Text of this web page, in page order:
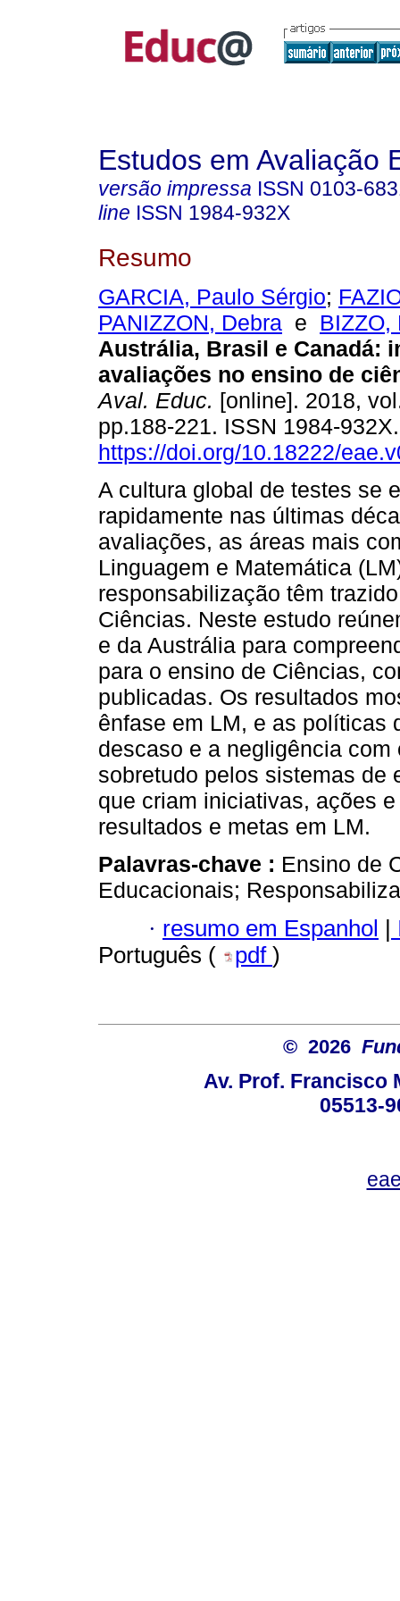
Estudos em Avaliação
versão impressa ISSN 0103-
line ISSN 1984-932X
Resumo
GARCIA, Paulo Sérgio;
PANIZZON, Debra e BIZZO,
Austrália, Brasil e Canadá:
avaliações no ensino de
Aval. Educ. [online]. 2018,
pp.188-221. ISSN 1984-
https://doi.org/10.18222/
A cultura global de testes se
rapidamente nas últimas
avaliações, as áreas mais
Linguagem e Matemática
responsabilização têm
Ciências. Neste estudo
e da Austrália para
para o ensino de Ciências,
publicadas. Os resultados
ênfase em LM, e as políticas
descaso e a negligência
sobretudo pelos sistemas de
que criam iniciativas, ações
resultados e metas em LM.
Palavras-chave : Ensino de
Educacionais;
· resumo em Espanhol |
Português (
pdf )
© 2026
Av. Prof. Francisco
05513-